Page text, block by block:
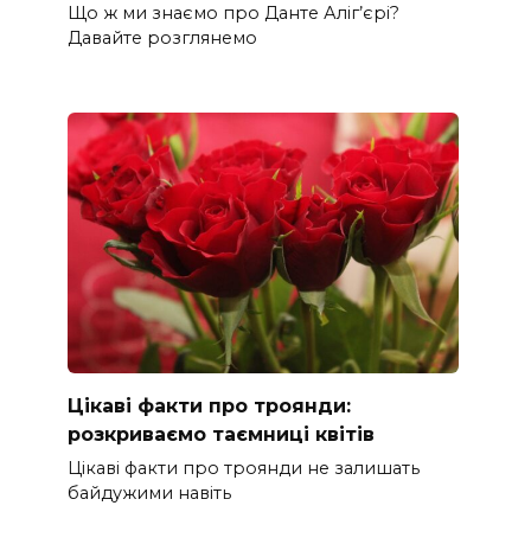
Що ж ми знаємо про Данте Аліг’єрі?
Давайте розглянемо
Цікаві факти про троянди:
розкриваємо таємниці квітів
Цікаві факти про троянди не залишать
байдужими навіть